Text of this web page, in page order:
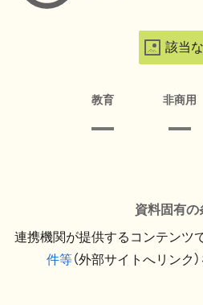
該当
教育 非商用
資料固有の
連携機関が提供するコンテンツで
件等（外部サイトへリンク